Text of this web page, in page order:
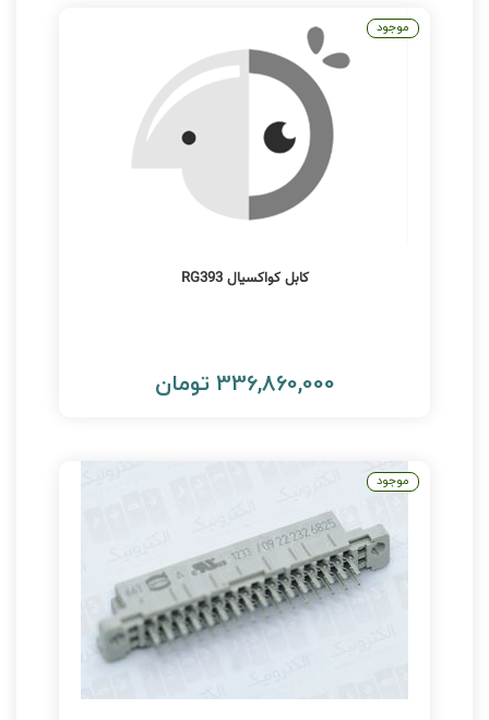
کابل کواکسیال RG393
336,860,000 تومان
موجود
موجود